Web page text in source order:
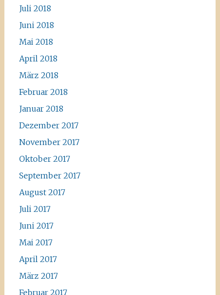
Juli 2018
Juni 2018
Mai 2018
April 2018
März 2018
Februar 2018
Januar 2018
Dezember 2017
November 2017
Oktober 2017
September 2017
August 2017
Juli 2017
Juni 2017
Mai 2017
April 2017
März 2017
Februar 2017